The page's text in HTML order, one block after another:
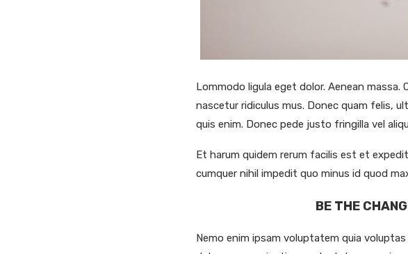
Lommodo ligula eget dolor. Aenean
nascetur ridiculus mus. Donec quam felis,
quis enim. Donec pede justo fringilla vel
Et harum quidem rerum facilis est et
cumquer nihil impedit quo minus id quod
BE THE
Nemo enim ipsam voluptatem quia